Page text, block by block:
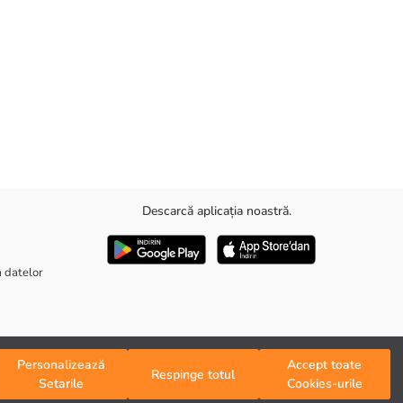
Personalizează
Setarile
Respinge totul
Accept toate
Cookies-urile
o alegere excelentă atât pentru decorarea interioară, cât și ca un
datelor
Descarcă aplicația noastră.